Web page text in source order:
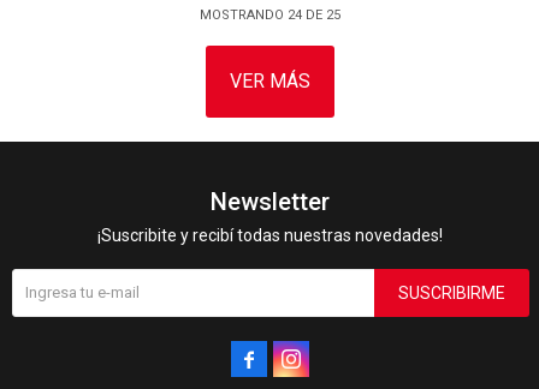
MOSTRANDO 24DE 25
VER MÁS
Newsletter
¡Suscribite y recibí todas nuestras novedades!
SUSCRIBIRME
 